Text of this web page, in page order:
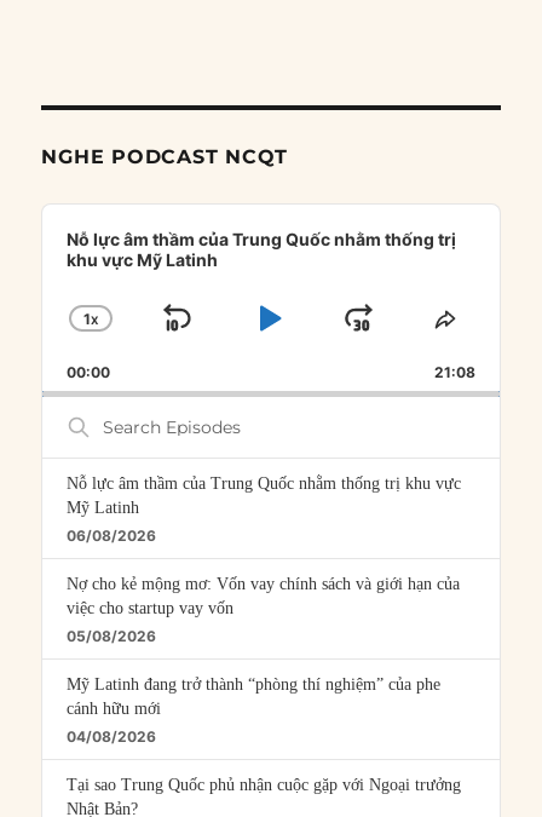
NGHE PODCAST NCQT
Audio
Player
Nỗ lực âm thầm của Trung Quốc nhằm thống trị
khu vực Mỹ Latinh
CHANGE
RATE
1X
SKIP
PLAYJUMP
FORWARD
SHARE
00:00 21:08
Search
Episodes
Nỗ lực âm thầm của Trung Quốc nhằm thống trị khu vực
Mỹ Latinh
06/08/2026
Nợ cho kẻ mộng mơ: Vốn vay chính sách và giới hạn của
việc cho startup vay vốn
05/08/2026
Mỹ Latinh đang trở thành “phòng thí nghiệm” của phe
cánh hữu mới
04/08/2026
Tại sao Trung Quốc phủ nhận cuộc gặp với Ngoại trưởng
Nhật Bản?